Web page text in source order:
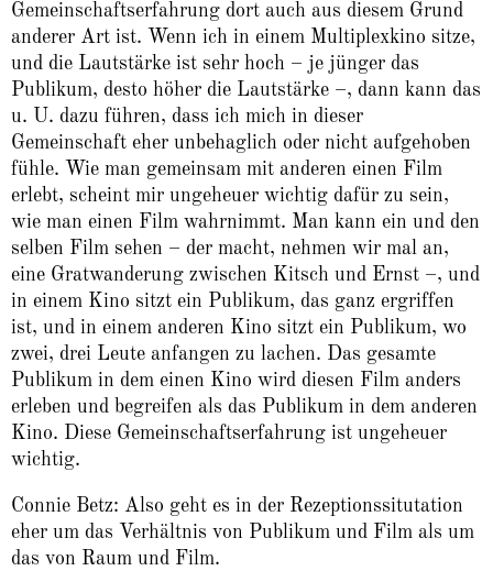
Gemeinschaftserfahrung dort auch aus diesem Grund
anderer Art ist. Wenn ich in einem Multiplexkino sitze,
und die Lautstärke ist sehr hoch – je jünger das
Publikum, desto höher die Lautstärke –, dann kann das
u. U. dazu führen, dass ich mich in dieser
Gemeinschaft eher unbehaglich oder nicht aufgehoben
fühle. Wie man gemeinsam mit anderen einen Film
erlebt, scheint mir ungeheuer wichtig dafür zu sein,
wie man einen Film wahrnimmt. Man kann ein und den
selben Film sehen – der macht, nehmen wir mal an,
eine Gratwanderung zwischen Kitsch und Ernst –, und
in einem Kino sitzt ein Publikum, das ganz ergriffen
ist, und in einem anderen Kino sitzt ein Publikum, wo
zwei, drei Leute anfangen zu lachen. Das gesamte
Publikum in dem einen Kino wird diesen Film anders
erleben und begreifen als das Publikum in dem anderen
Kino. Diese Gemeinschaftserfahrung ist ungeheuer
wichtig.
Connie Betz: Also geht es in der Rezeptionssitutation
eher um das Verhältnis von Publikum und Film als um
das von Raum und Film.